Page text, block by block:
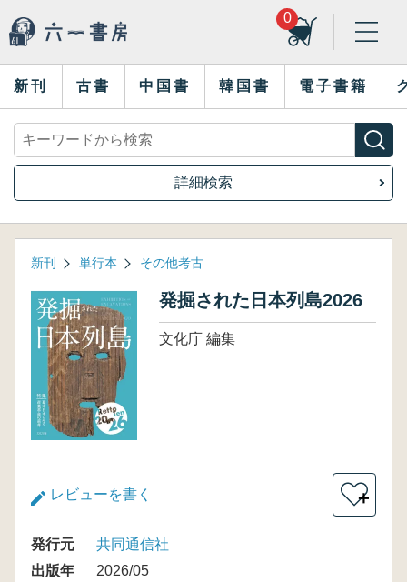
0
新刊 古書 中国書 韓国書 電子書籍
詳細検索
新刊 単行本 その他考古
発掘された日本列島2026
文化庁 編集
レビューを書く ＋
発行元
共同通信社
出版年
2026/05